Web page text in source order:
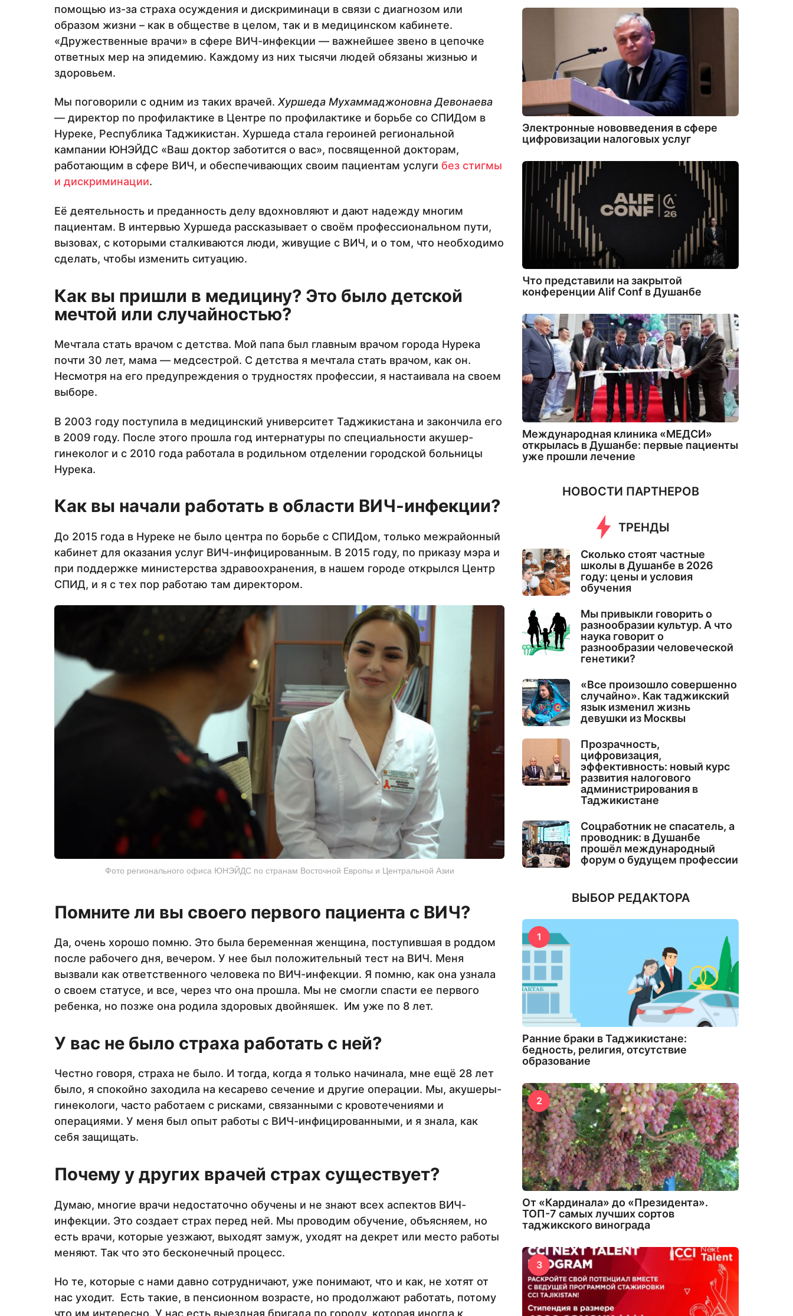
помощью из-за страха осуждения и дискриминаци в связи с диагнозом или
образом жизни – как в обществе в целом, так и в медицинском кабинете.
«Дружественные врачи» в сфере ВИЧ-инфекции — важнейшее звено в цепочке
ответных мер на эпидемию. Каждому из них тысячи людей обязаны жизнью и
здоровьем.
Мы поговорили с одним из таких врачей. Хуршеда Мухаммаджоновна Девонаева
— директор по профилактике в Центре по профилактике и борьбе со СПИДом в
Нуреке, Республика Таджикистан. Хуршеда стала героиней региональной
кампании ЮНЭЙДС «Ваш доктор заботится о вас», посвященной докторам,
работающим в сфере ВИЧ, и обеспечивающих своим пациентам услуги без стигмы
и дискриминации.
Её деятельность и преданность делу вдохновляют и дают надежду многим
пациентам. В интервью Хуршеда рассказывает о своём профессиональном пути,
вызовах, с которыми сталкиваются люди, живущие с ВИЧ, и о том, что необходимо
сделать, чтобы изменить ситуацию.
Как вы пришли в медицину? Это было детской
мечтой или случайностью?
Мечтала стать врачом с детства. Мой папа был главным врачом города Нурека
почти 30 лет, мама — медсестрой. С детства я мечтала стать врачом, как он.
Несмотря на его предупреждения о трудностях профессии, я настаивала на своем
выборе.
В 2003 году поступила в медицинский университет Таджикистана и закончила его
в 2009 году. После этого прошла год интернатуры по специальности акушер-
гинеколог и с 2010 года работала в родильном отделении городской больницы
Нурека.
Как вы начали работать в области ВИЧ-инфекции?
До 2015 года в Нуреке не было центра по борьбе с СПИДом, только межрайонный
кабинет для оказания услуг ВИЧ-инфицированным. В 2015 году, по приказу мэра и
при поддержке министерства здравоохранения, в нашем городе открылся Центр
СПИД, и я с тех пор работаю там директором.
Фото регионального офиса ЮНЭЙДС по странам Восточной Европы и Центральной Азии
Помните ли вы своего первого пациента с ВИЧ?
Да, очень хорошо помню. Это была беременная женщина, поступившая в роддом
после рабочего дня, вечером. У нее был положительный тест на ВИЧ. Меня
вызвали как ответственного человека по ВИЧ-инфекции. Я помню, как она узнала
о своем статусе, и все, через что она прошла. Мы не смогли спасти ее первого
ребенка, но позже она родила здоровых двойняшек. Им уже по 8 лет.
У вас не было страха работать с ней?
Честно говоря, страха не было. И тогда, когда я только начинала, мне ещё 28 лет
было, я спокойно заходила на кесарево сечение и другие операции. Мы, акушеры-
гинекологи, часто работаем с рисками, связанными с кровотечениями и
операциями. У меня был опыт работы с ВИЧ-инфицированными, и я знала, как
себя защищать.
Почему у других врачей страх существует?
Думаю, многие врачи недостаточно обучены и не знают всех аспектов ВИЧ-
инфекции. Это создает страх перед ней. Мы проводим обучение, объясняем, но
есть врачи, которые уезжают, выходят замуж, уходят на декрет или место работы
меняют. Так что это бесконечный процесс.
Но те, которые с нами давно сотрудничают, уже понимают, что и как, не хотят от
нас уходит. Есть такие, в пенсионном возрасте, но продолжают работать, потому
что им интересно. У нас есть выездная бригада по городу, которая иногда к
Электронные нововведения в сфере
цифровизации налоговых услуг
Что представили на закрытой
конференции Alif Conf в Душанбе
Международная клиника «МЕДСИ»
открылась в Душанбе: первые пациенты
уже прошли лечение
НОВОСТИ ПАРТНЕРОВ
ТРЕНДЫ
Сколько стоят частные
школы в Душанбе в 2026
году: цены и условия
обучения
Мы привыкли говорить о
разнообразии культур. А что
наука говорит о
разнообразии человеческой
генетики?
«Все произошло совершенно
случайно». Как таджикский
язык изменил жизнь
девушки из Москвы
Прозрачность,
цифровизация,
эффективность: новый курс
развития налогового
администрирования в
Таджикистане
Соцработник не спасатель, а
проводник: в Душанбе
прошёл международный
форум о будущем профессии
ВЫБОР РЕДАКТОРА
1
Ранние браки в Таджикистане:
бедность, религия, отсутствие
образование
2
От «Кардинала» до «Президента».
ТОП-7 самых лучших сортов
таджикского винограда
3